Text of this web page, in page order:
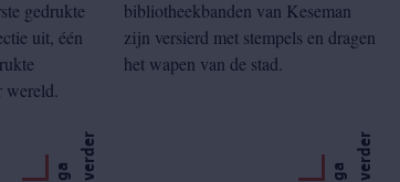
gedrukte
uit, één
g
a
v
e
r
d
e r
bibliotheekbanden van Keseman
zijn versierd met stempels en dragen
het wapen van de stad.
g
a
v
e
r
d
e r